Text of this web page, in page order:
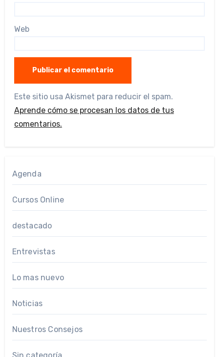
Web
Este sitio usa Akismet para reducir el spam.
Aprende cómo se procesan los datos de tus
comentarios.
Agenda
Cursos Online
destacado
Entrevistas
Lo mas nuevo
Noticias
Nuestros Consejos